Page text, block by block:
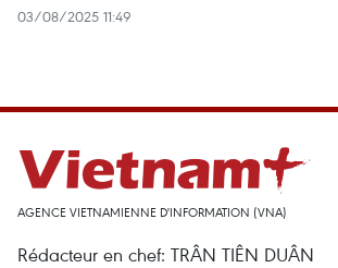
03/08/2025 11:49
AGENCE VIETNAMIENNE D'INFORMATION (VNA)
Rédacteur en chef: TRÂN TIÊN DUÂN